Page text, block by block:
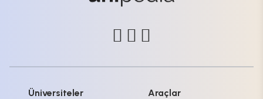
Üniversiteler
Araçlar